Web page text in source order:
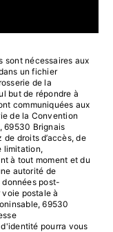
sont nécessaires aux
un fichier
de la
but de répondre à
communiquées aux
de la Convention
69530 Brignais
droits d’accès, de
limitation,
à tout moment et du
autorité de
données post-
postale à
69530
pourra vous